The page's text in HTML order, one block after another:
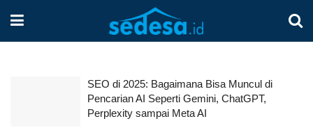
SEO di 2025: Bagaimana Bisa Muncul di
Pencarian AI Seperti Gemini, ChatGPT,
Perplexity sampai Meta AI